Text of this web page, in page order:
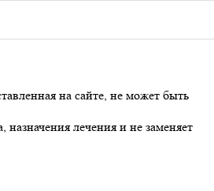
на сайте, не может быть
назначения лечения и не заменяет